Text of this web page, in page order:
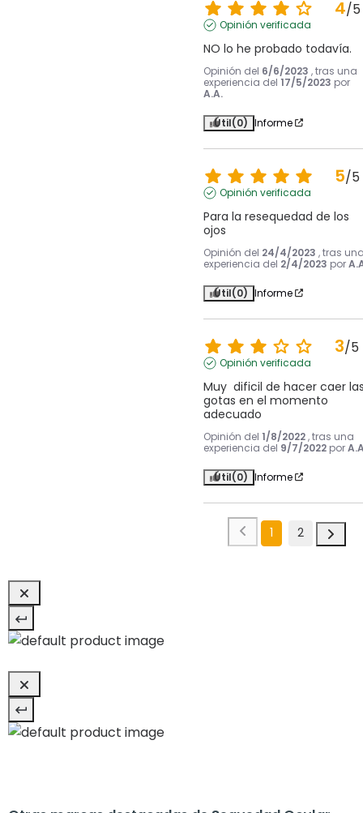
4/5
Opinión verificada
NO lo he probado todavía.
Opinión del 6/6/2023 , tras una
experiencia del 17/5/2023 por
A.A.
Útil(0) Informe
5/5
Opinión verificada
Para la resequedad de los
ojos
Opinión del 24/4/2023 , tras
experiencia del 2/4/2023 por
Útil(0) Informe
3/5
Opinión verificada
Muy  dificil de hacer caer
gotas en el momento
adecuado
Opinión del 1/8/2022 , tras una
experiencia del 9/7/2022 por
Útil(0) Informe
1 2